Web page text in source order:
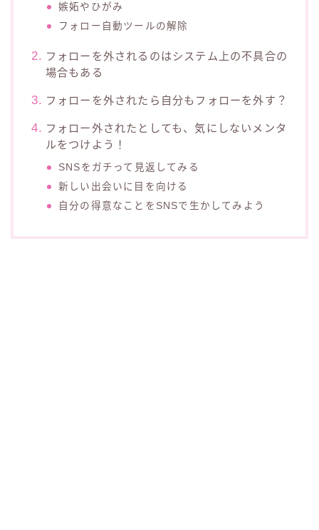
嫉妬やひがみ
フォロー自動ツールの解除
フォローを外されるのはシステム上の不具合の
場合もある
フォローを外されたら自分もフォローを外す？
フォロー外されたとしても、気にしないメンタ
ルをつけよう！
SNSをガチって見返してみる
新しい出会いに目を向ける
自分の得意なことをSNSで生かしてみよう